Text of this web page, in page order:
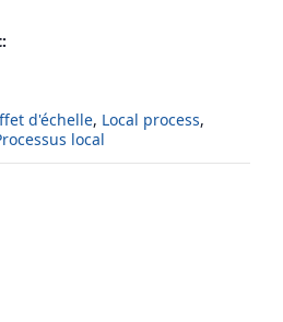
d'échelle, Local process,
local